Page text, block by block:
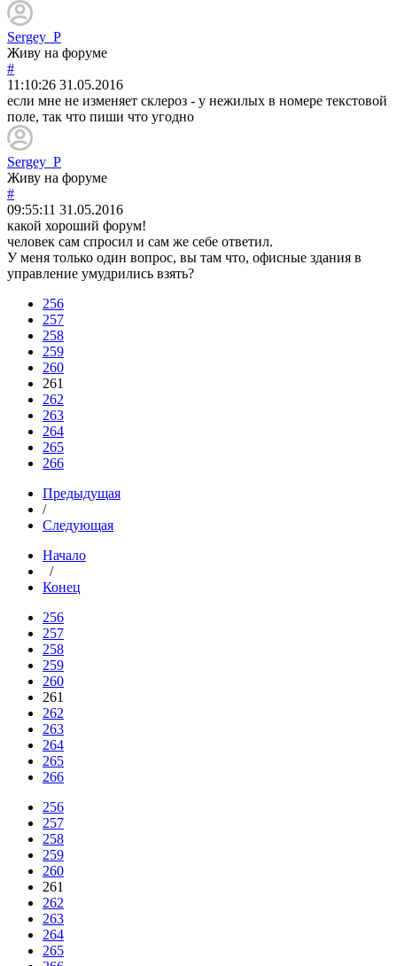
Sergey_P
Живу на форуме
#
11:10:26 31.05.2016
если мне не изменяет склероз - у нежилых в номере текстовой
поле, так что пиши что угодно
Sergey_P
Живу на форуме
#
09:55:11 31.05.2016
какой хороший форум!
человек сам спросил и сам же себе ответил.
У меня только один вопрос, вы там что, офисные здания в
управление умудрились взять?
256
257
258
259
260
261
262
263
264
265
266
Предыдущая
/
Следующая
Начало
/
Конец
256
257
258
259
260
261
262
263
264
265
266
256
257
258
259
260
261
262
263
264
265